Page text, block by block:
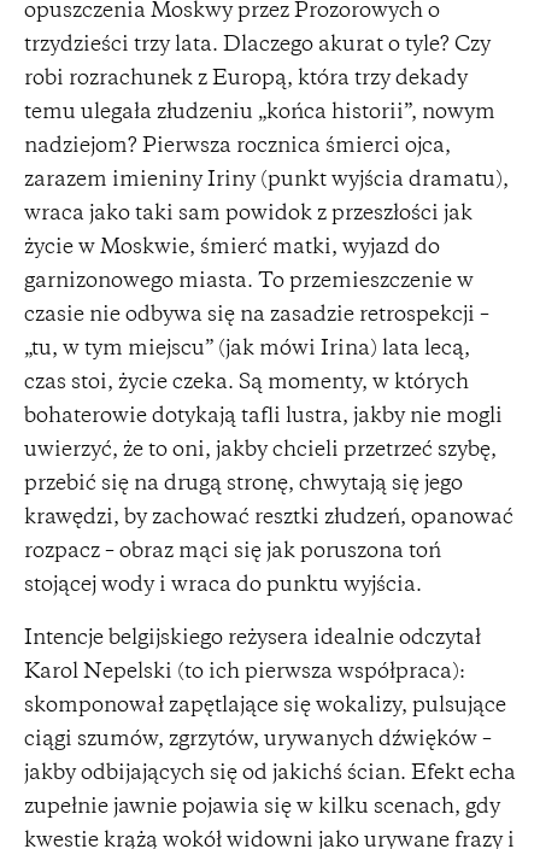
opuszczenia Moskwy przez Prozorowych o
trzydzieści trzy lata. Dlaczego akurat o tyle? Czy
robi rozrachunek z Europą, która trzy dekady
temu ulegała złudzeniu „końca historii”, nowym
nadziejom? Pierwsza rocznica śmierci ojca,
zarazem imieniny Iriny (punkt wyjścia dramatu),
wraca jako taki sam powidok z przeszłości jak
życie w Moskwie, śmierć matki, wyjazd do
garnizonowego miasta. To przemieszczenie w
czasie nie odbywa się na zasadzie retrospekcji –
„tu, w tym miejscu” (jak mówi Irina) lata lecą,
czas stoi, życie czeka. Są momenty, w których
bohaterowie dotykają tafli lustra, jakby nie mogli
uwierzyć, że to oni, jakby chcieli przetrzeć szybę,
przebić się na drugą stronę, chwytają się jego
krawędzi, by zachować resztki złudzeń, opanować
rozpacz – obraz mąci się jak poruszona toń
stojącej wody i wraca do punktu wyjścia.
Intencje belgijskiego reżysera idealnie odczytał
Karol Nepelski (to ich pierwsza współpraca):
skomponował zapętlające się wokalizy, pulsujące
ciągi szumów, zgrzytów, urywanych dźwięków –
jakby odbijających się od jakichś ścian. Efekt echa
zupełnie jawnie pojawia się w kilku scenach, gdy
kwestie krążą wokół widowni jako urywane frazy i